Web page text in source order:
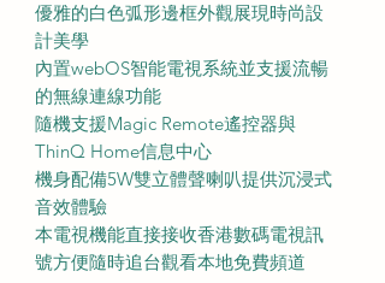
優雅的白色弧形邊框外觀展現時尚設
計美學
內置webOS智能電視系統並支援流暢
的無線連線功能
隨機支援Magic Remote遙控器與
ThinQ Home信息中心
機身配備5W雙立體聲喇叭提供沉浸式
音效體驗
本電視機能直接接收香港數碼電視訊
號方便隨時追台觀看本地免費頻道